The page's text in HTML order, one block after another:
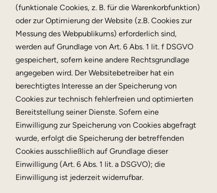
(funktionale Cookies, z. B. für die Warenkorbfunktion)
oder zur Optimierung der Website (z.B. Cookies zur
Messung des Webpublikums) erforderlich sind,
werden auf Grundlage von Art. 6 Abs. 1 lit. f DSGVO
gespeichert, sofern keine andere Rechtsgrundlage
angegeben wird. Der Websitebetreiber hat ein
berechtigtes Interesse an der Speicherung von
Cookies zur technisch fehlerfreien und optimierten
Bereitstellung seiner Dienste. Sofern eine
Einwilligung zur Speicherung von Cookies abgefragt
wurde, erfolgt die Speicherung der betreffenden
Cookies ausschließlich auf Grundlage dieser
Einwilligung (Art. 6 Abs. 1 lit. a DSGVO); die
Einwilligung ist jederzeit widerrufbar.